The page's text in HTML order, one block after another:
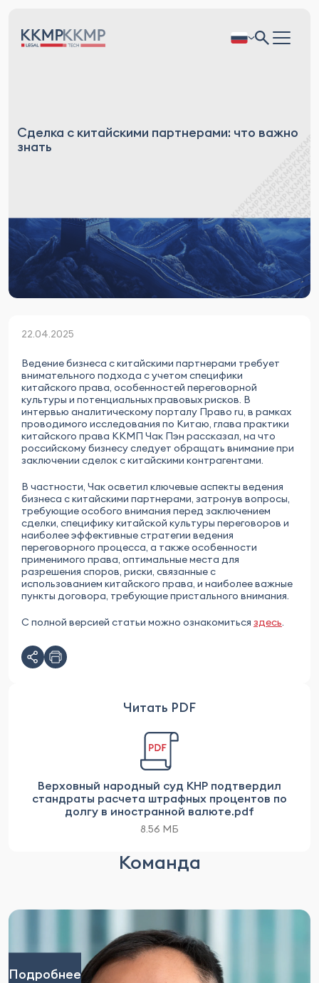
Сделка с китайскими партнерами: что важно
знать
22.04.2025
Ведение бизнеса с китайскими партнерами требует
внимательного подхода с учетом специфики
китайского права, особенностей переговорной
культуры и потенциальных правовых рисков. В
интервью аналитическому порталу Право ru, в рамках
проводимого исследования по Китаю, глава практики
китайского права ККМП Чак Пэн рассказал, на что
российскому бизнесу следует обращать внимание при
заключении сделок с китайскими контрагентами.
В частности, Чак осветил ключевые аспекты ведения
бизнеса с китайскими партнерами, затронув вопросы,
требующие особого внимания перед заключением
сделки, специфику китайской культуры переговоров и
наиболее эффективные стратегии ведения
переговорного процесса, а также особенности
применимого права, оптимальные места для
разрешения споров, риски, связанные с
использованием китайского права, и наиболее важные
пункты договора, требующие пристального внимания.
С полной версией статьи можно ознакомиться здесь.
Читать PDF
Верховный народный суд КНР подтвердил
стандраты расчета штрафных процентов по
долгу в иностранной валюте.pdf
8.56 МБ
Команда
Подробнее